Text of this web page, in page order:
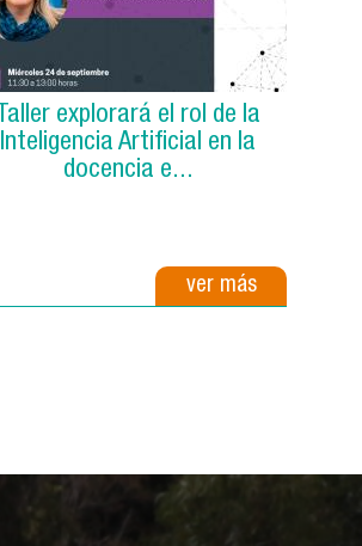
Taller explorará el rol de la
Inteligencia Artificial en la
docencia e...
ver más